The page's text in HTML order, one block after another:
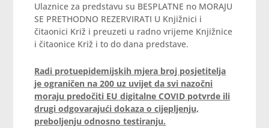
Ulaznice za predstavu su BESPLATNE no MORAJU
SE PRETHODNO REZERVIRATI U Knjižnici i
čitaonici Križ i preuzeti u radno vrijeme Knjižnice
i čitaonice Križ i to do dana predstave.
Radi protuepidemijskih mjera broj posjetitelja
je ograničen na 200 uz uvijet da svi nazočni
moraju predočiti EU digitalne COVID potvrde ili
drugi odgovarajući dokaza o cijepljenju,
preboljenju odnosno testiranju.